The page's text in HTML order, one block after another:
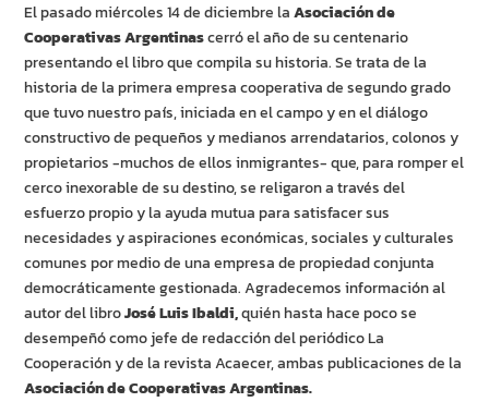
El pasado miércoles 14 de diciembre laAsociación de
Cooperativas Argentinascerró el año de su centenario
presentando el libro que compila su historia. Se trata de la
historia de la primera empresa cooperativa de segundo grado
que tuvo nuestro país, iniciada en el campo y en el diálogo
constructivo de pequeños y medianos arrendatarios, colonos y
propietarios -muchos de ellos inmigrantes- que, para romper el
cerco inexorable de su destino, se religaron a través del
esfuerzo propio y la ayuda mutua para satisfacer sus
necesidades y aspiraciones económicas, sociales y culturales
comunes por medio de una empresa de propiedad conjunta
democráticamente gestionada. Agradecemos información al
autor del libroJosé Luis Ibaldi,quién hasta hace poco se
desempeñó como jefe de redacción del periódico La
Cooperación y de la revista Acaecer, ambas publicaciones de la
Asociación de Cooperativas Argentinas.